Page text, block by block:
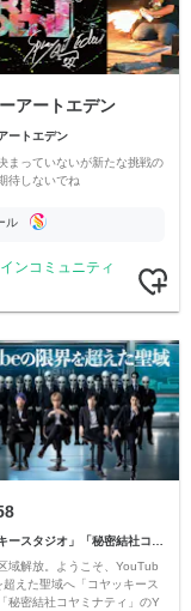
アートエデン
ートエデン
まっていないが新たな挑戦の
待しないでね
ル
ンコミュニティ
域解放。ようこそ、YouTub
超えた聖域へ「コヤッキース
秘密結社コヤミナティ」のY